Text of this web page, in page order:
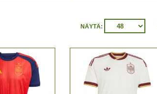
NÄYTÄ: